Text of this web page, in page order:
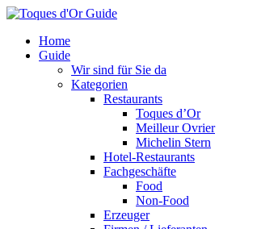
Home
Guide
Wir sind für Sie da
Kategorien
Restaurants
Toques d’Or
Meilleur Ovrier
Michelin Stern
Hotel-Restaurants
Fachgeschäfte
Food
Non-Food
Erzeuger